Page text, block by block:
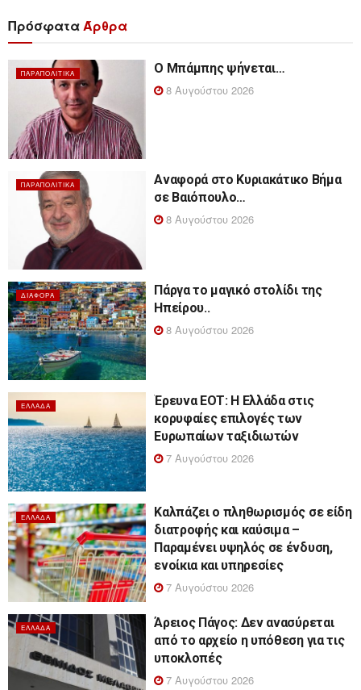
ΠρόσφαταΆρθρα
ΠΑΡΑΠΟΛΙΤΙΚΆ
Ο Μπάμπης ψήνεται…
8 Αυγούστου 2026
ΠΑΡΑΠΟΛΙΤΙΚΆ
Αναφορά στο Κυριακάτικο Βήμα
σε Βαιόπουλο…
8 Αυγούστου 2026
ΔΙΆΦΟΡΑ
Πάργα το μαγικό στολίδι της
Ηπείρου..
8 Αυγούστου 2026
ΕΛΛΆΔΑ
Έρευνα ΕΟΤ: Η Ελλάδα στις
κορυφαίες επιλογές των
Ευρωπαίων ταξιδιωτών
7 Αυγούστου 2026
ΕΛΛΆΔΑ
Καλπάζει ο πληθωρισμός σε είδη
διατροφής και καύσιμα –
Παραμένει υψηλός σε ένδυση,
ενοίκια και υπηρεσίες
7 Αυγούστου 2026
ΕΛΛΆΔΑ
Άρειος Πάγος: Δεν ανασύρεται
από το αρχείο η υπόθεση για τις
υποκλοπές
7 Αυγούστου 2026